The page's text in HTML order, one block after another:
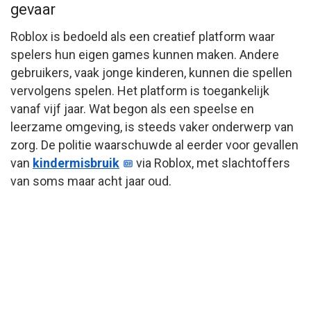
gevaar
Roblox is bedoeld als een creatief platform waar
spelers hun eigen games kunnen maken. Andere
gebruikers, vaak jonge kinderen, kunnen die spellen
vervolgens spelen. Het platform is toegankelijk
vanaf vijf jaar. Wat begon als een speelse en
leerzame omgeving, is steeds vaker onderwerp van
zorg. De politie waarschuwde al eerder voor gevallen
van kindermisbruik
via Roblox, met slachtoffers
van soms maar acht jaar oud.